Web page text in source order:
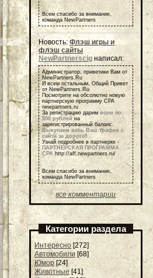
Всем спасибо за внимание,
команда NewPartners
Новость: Флэш игры и
флэш сайты
NewPartnerscig написал:
Администратор, приветики Вам от
NewPartners.Ru
И всем остальным, Общий Привет
от NewPartners.Ru
Посмотрите на обсолютно новую
партнерскую программу СРА
newpartners.ru
За регистрацию дарим всем по
500 рублей на
зарегистрированный баланс.
Выкупаем весь Ваш трафик с
сайта за дорого!
Узнай подробнее в партнерке -
ПАРТНЕРСКАЯ ПРОГРАММА
СРА http://aff.newpartners.ru/
Всем спасибо за внимание,
команда NewPartners
все комментарии
Категории раздела
Интересно [272]
Автомобили [68]
Юмор [24]
Животные [41]